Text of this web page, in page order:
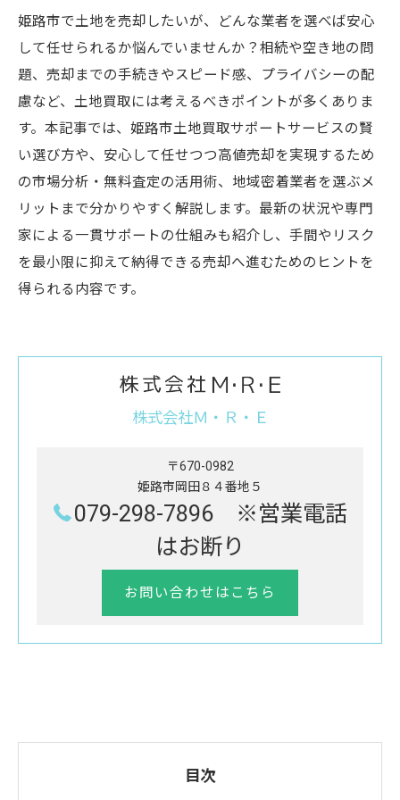
姫路市で土地を売却したいが、どんな業者を選べば安心
して任せられるか悩んでいませんか？相続や空き地の問
題、売却までの手続きやスピード感、プライバシーの配
慮など、土地買取には考えるべきポイントが多くありま
す。本記事では、姫路市土地買取サポートサービスの賢
い選び方や、安心して任せつつ高値売却を実現するため
の市場分析・無料査定の活用術、地域密着業者を選ぶメ
リットまで分かりやすく解説します。最新の状況や専門
家による一貫サポートの仕組みも紹介し、手間やリスク
を最小限に抑えて納得できる売却へ進むためのヒントを
得られる内容です。
株式会社Ｍ・Ｒ・Ｅ
〒670-0982
姫路市岡田８４番地５
079-298-7896 ※営業電話
はお断り
お問い合わせはこちら
目次